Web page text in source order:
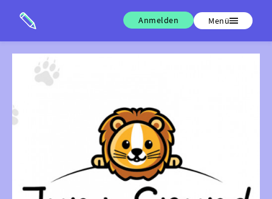
Anmelden Menü